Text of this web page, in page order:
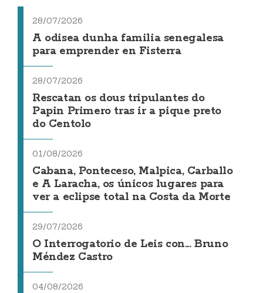
28/07/2026
A odisea dunha familia senegalesa
para emprender en Fisterra
28/07/2026
Rescatan os dous tripulantes do
Papin Primero tras ir a pique preto
do Centolo
01/08/2026
Cabana, Ponteceso, Malpica, Carballo
e A Laracha, os únicos lugares para
ver a eclipse total na Costa da Morte
29/07/2026
O Interrogatorio de Leis con... Bruno
Méndez Castro
04/08/2026